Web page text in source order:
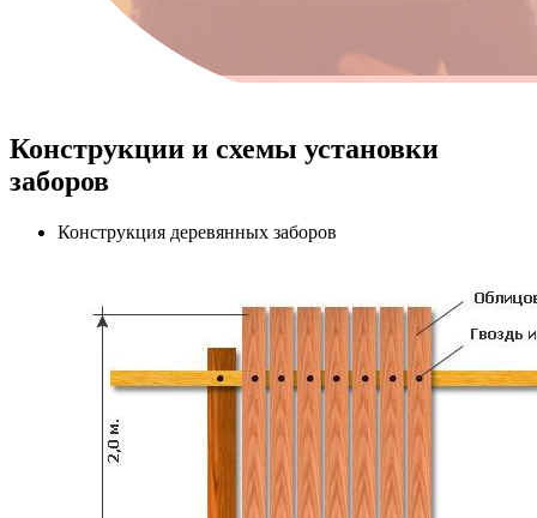
Конструкции и схемы установки
заборов
Конструкция деревянных заборов